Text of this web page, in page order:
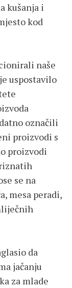
kušanja i
kod
naše
uspostavilo
označili
proizvodi s
proizvodi
se na
mesa peradi,
da
jačanju
za mlade